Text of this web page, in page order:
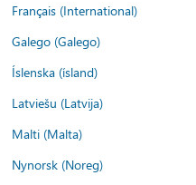
Français (International)
Galego (Galego)
Íslenska (ísland)
Latviešu (Latvija)
Malti (Malta)
Nynorsk (Noreg)